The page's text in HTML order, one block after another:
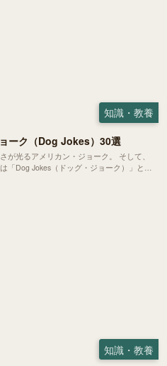
知識・教養
ーク（Dog Jokes）30選
アメリカン・ジョーク。 そして、
「Dog Jokes（ドッグ・ジョーク）」とし
知識・教養